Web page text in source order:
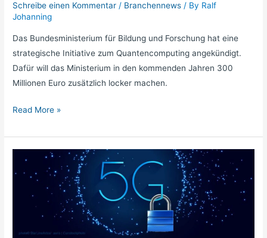
Schreibe einen Kommentar / Branchennews / By Ralf
Johanning
Das Bundesministerium für Bildung und Forschung hat eine
strategische Initiative zum Quantencomputing angekündigt.
Dafür will das Ministerium in den kommenden Jahren 300
Millionen Euro zusätzlich locker machen.
Read More »
will
Mobilfunkstandard
sicherer